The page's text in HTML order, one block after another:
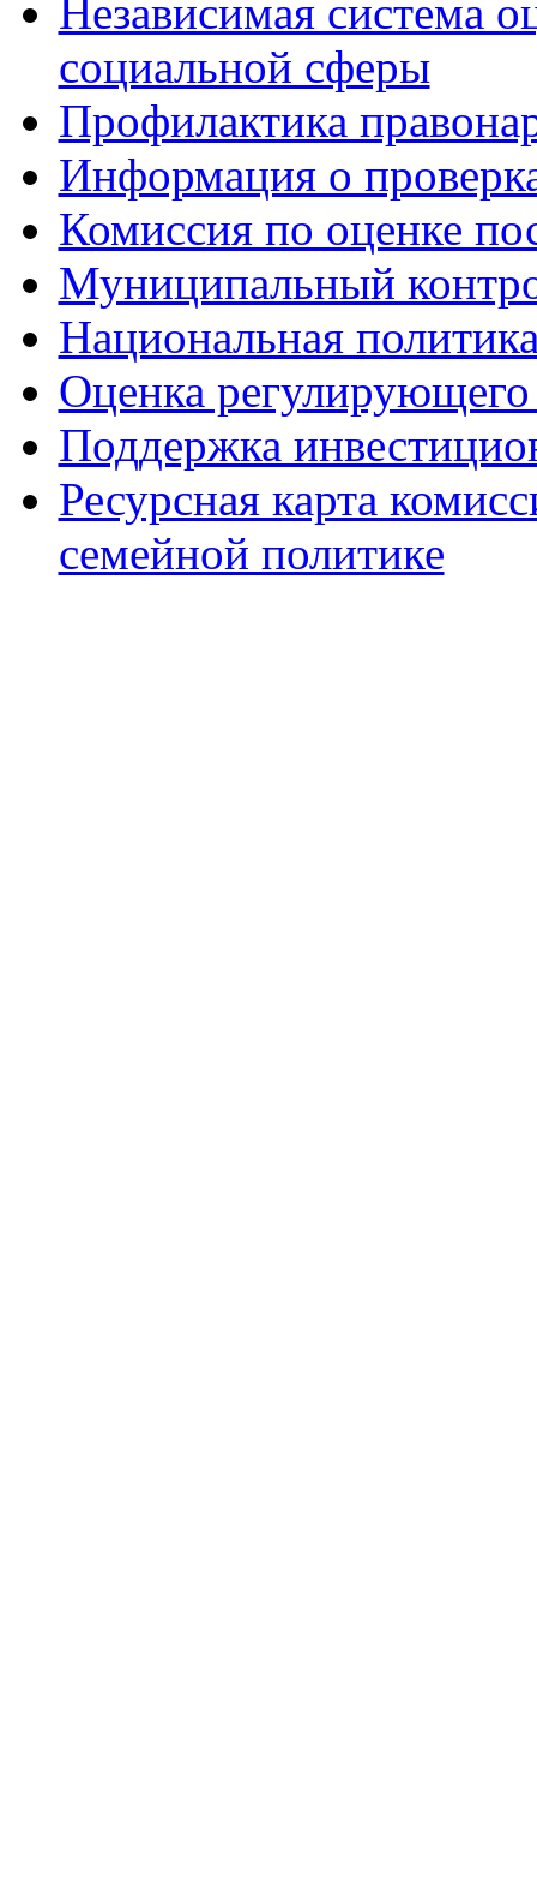
Независимая система
социальной сферы
Профилактика
Информация о
Комиссия по оценке
Муниципальный
Национальная
Оценка регулирующего
Поддержка
Ресурсная карта
семейной политике